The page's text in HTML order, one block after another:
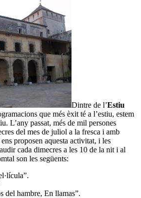
Dintre de l’Estiu
que més èxit té a l’estiu, estem
L’any passat, més de mil persones
del mes de juliol a la fresca i amb
proposen aquesta activitat, i les
cada dimecres a les 10 de la nit i al
son les següents:
del hambre, En llamas”.